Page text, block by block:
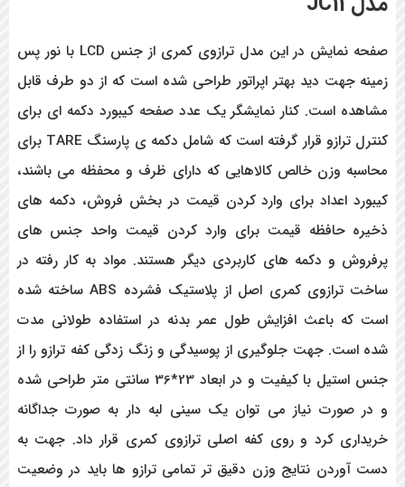
صفحه نمایش در این مدل ترازوی کمری از جنس LCD
با نور پس
زمینه جهت دید بهتر اپراتور طراحی شده است که از دو طرف قابل
مشاهده است. کنار نمایشگر یک عدد صفحه کیبورد دکمه ای برای
کنترل ترازو قرار گرفته است که شامل دکمه ی پارسنگ
TARE برای
محاسبه وزن خالص کالاهایی که دارای ظرف و محفظه می باشند،
کیبورد اعداد برای وارد کردن قیمت در بخش فروش، دکمه های
ذخیره حافظه قیمت برای وارد کردن قیمت واحد جنس های
پرفروش و دکمه های کاربردی دیگر هستند. مواد به کار رفته در
ساخت ترازوی کمری اصل از پلاستیک فشرده ABS ساخته شده
است که باعث افزایش طول عمر بدنه در استفاده طولانی مدت
شده است. جهت جلوگیری از پوسیدگی و زنگ زدگی کفه ترازو را از
جنس استیل با کیفیت و در ابعاد 23*36 سانتی متر طراحی شده
و در صورت نیاز می توان یک سینی لبه دار به صورت جداگانه
خریداری کرد و روی کفه اصلی ترازوی کمری قرار داد. جهت به
دست آوردن نتایج وزن دقیق تر تمامی ترازو ها باید در وضعیت